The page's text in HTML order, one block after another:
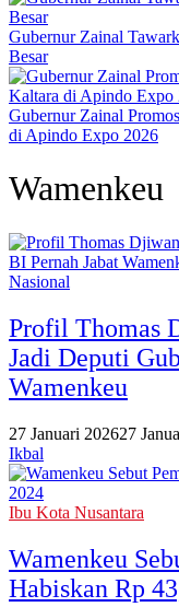
Gubernur Zainal
Besar
Gubernur Zainal
di Apindo Expo 2026
Wamenkeu
Nasional
Profil Thomas
Jadi Deputi
Wamenkeu
27 Januari 202627
Ikbal
Ibu Kota Nusantara
Wamenkeu
Habiskan Rp